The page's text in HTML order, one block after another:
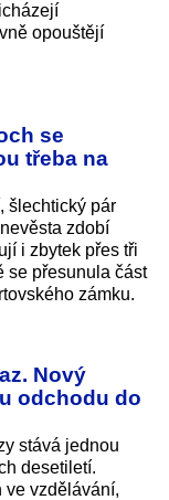
opouštějí
se
třeba na
šlechtický pár
zdobí
i zbytek přes tři
se přesunula část
zámku.
Nový
odchodu do
stává jednou
desetiletí.
ve vzdělávání,